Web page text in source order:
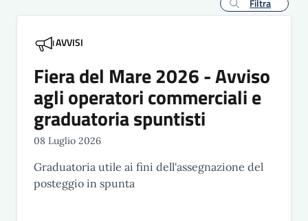
Filtra
AVVISI
Fiera del Mare 2026 - Avviso
agli operatori commerciali e
graduatoria spuntisti
08 Luglio 2026
Graduatoria utile ai fini dell'assegnazione del
posteggio in spunta